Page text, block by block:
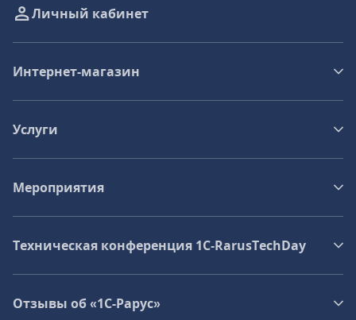
Личный кабинет
Интернет-магазин
Услуги
Мероприятия
Техническая конференция 1C‑RarusTechDay
Отзывы об «1С-Рарус»